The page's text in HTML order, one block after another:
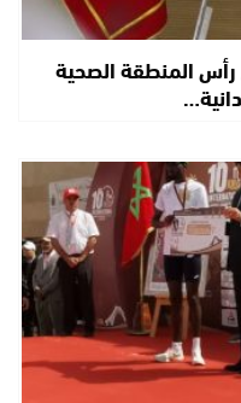
المنطقة الصحية